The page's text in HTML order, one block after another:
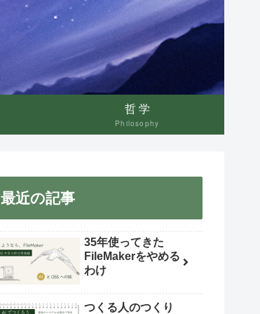
哲学
Philosophy
最近の記事
35年使ってきた
FileMakerをやめる
わけ
つくる人のつくり